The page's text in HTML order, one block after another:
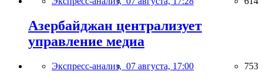
Азербайджан централизует
управление медиа
Экспресс-анализ, 07 августа, 17:00 753